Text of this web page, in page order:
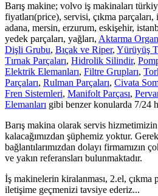
Barış makine; volvo iş makinaları
fiyatları(price), servisi, çıkma
adana, mersin, erzurum, eskişehir,
yedek parçaları, yağları, Aktarma
Dişli Grubu, Bıçak ve Riper, Yürüyüş
Tırnak Parçaları, Hidrolik Silindir,
Elektrik Elemanları, Filtre Grupları,
Parçaları, Rulman Parçaları, Civata
Fren Sistemleri, Manifolt Parçası,
Elemanları gibi benzer konularda 7/24
Barış makina olarak servis
kalacağımızdan şüphemiz yoktur.
bağlantılarımızdan dolayı firmamızın
ve yakın referansları bulunmaktadır.
İş makinelerin kiralanması, 2.el, çıkma
iletişime geçmenizi tavsiye ederiz...